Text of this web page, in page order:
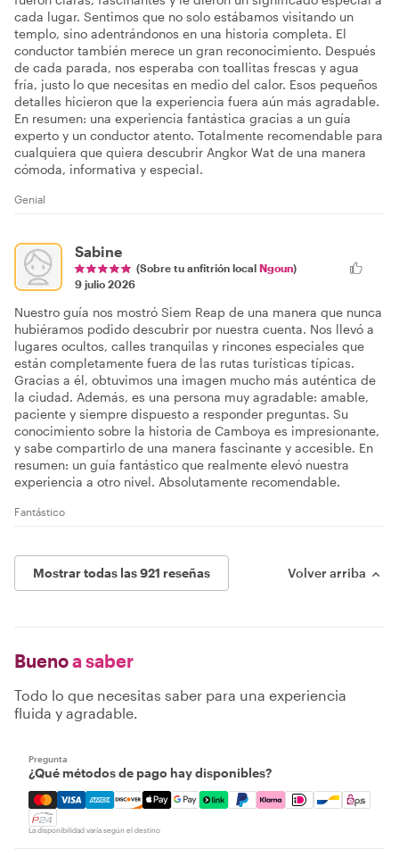
cada lugar. Sentimos que no solo estábamos visitando un
templo, sino adentrándonos en una historia completa. El
conductor también merece un gran reconocimiento. Después
de cada parada, nos esperaba con toallitas frescas y agua
fría, justo lo que necesitas en medio del calor. Esos pequeños
detalles hicieron que la experiencia fuera aún más agradable.
En resumen: una experiencia fantástica gracias a un guía
experto y un conductor atento. Totalmente recomendable para
cualquiera que quiera descubrir Angkor Wat de una manera
cómoda, informativa y especial.
Genial
Sabine
(Sobre tu anfitrión local Ngoun)
9 julio 2026
Nuestro guía nos mostró Siem Reap de una manera que nunca
hubiéramos podido descubrir por nuestra cuenta. Nos llevó a
lugares ocultos, calles tranquilas y rincones especiales que
están completamente fuera de las rutas turísticas típicas.
Gracias a él, obtuvimos una imagen mucho más auténtica de
la ciudad. Además, es una persona muy agradable: amable,
paciente y siempre dispuesto a responder preguntas. Su
conocimiento sobre la historia de Camboya es impresionante,
y sabe compartirlo de una manera fascinante y accesible. En
resumen: un guía fantástico que realmente elevó nuestra
experiencia a otro nivel. Absolutamente recomendable.
Fantástico
Mostrar todas las 921 reseñas Volver arriba
Buenoa saber
Todo lo que necesitas saber para una experiencia
fluida y agradable.
Pregunta
¿Qué métodos de pago hay disponibles?
Mastercard, Visa, Amex, Discover, Apple Pay, Google
La disponibilidad varía según el destino